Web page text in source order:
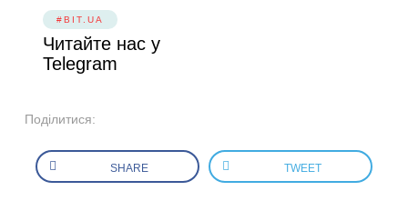
#BIT.UA
Читайте нас у
Telegram
Поділитися:
SHARE TWEET